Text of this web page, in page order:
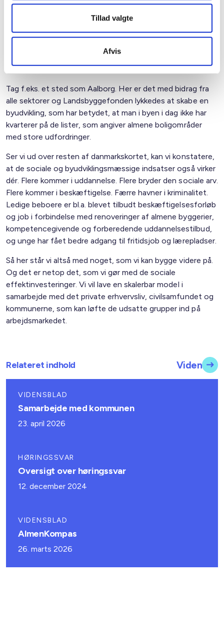
Tillad valgte
Afvis
I den almene boligsektor har vi rigtigt gode erfaringer med
at sætte ind med målrettede sociale indsatser.
samspil mellem det offentlige, det private, frivillige,
civilsamfundsaktører og almene boligorganisationer.
Tag f.eks. et sted som Aalborg. Her er det med bidrag fra
alle sektorer og Landsbyggefonden lykkedes at skabe en
byudvikling, som har betydet, at man i byen i dag ikke har
kvarterer på de lister, som angiver almene boligområder
med store udfordringer.
Ser vi ud over resten af danmarkskortet, kan vi konstatere,
at de sociale og byudviklingsmæssige indsatser også virker
dér. Flere kommer i uddannelse. Flere bryder den sociale arv.
Flere kommer i beskæftigelse. Færre havner i kriminalitet.
Ledige beboere er bl.a. blevet tilbudt beskæftigelsesforløb
og job i forbindelse med renoveringer af almene byggerier,
kompetencegivende og forberedende uddannelsestilbud,
og unge har fået bedre adgang til fritidsjob og lærepladser.
Så her står vi altså med noget, som vi kan bygge videre på.
Og det er netop det, som vi gør med de sociale
effektinvesteringer. Vi vil lave en skalerbar model i
samarbejde med det private erhvervsliv, civilsamfundet og
kommunerne, som kan løfte de udsatte grupper ind på
arbejdsmarkedet.
Relateret indhold Viden
VIDENSBLAD
Samarbejde med kommunen
23. april 2026
HØRINGSSVAR
Oversigt over høringssvar
12. december 2024
VIDENSBLAD
AlmenKompas
26. marts 2026